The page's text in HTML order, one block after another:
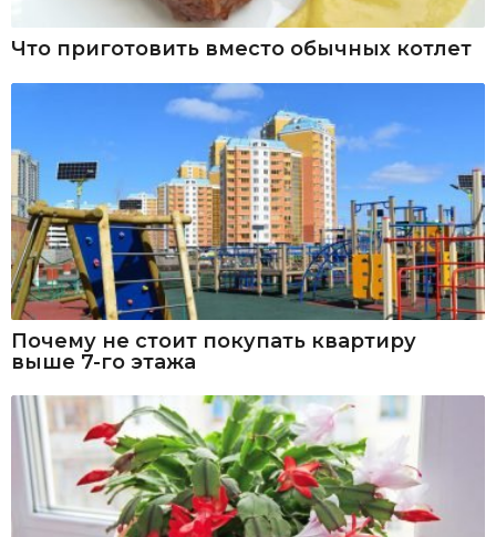
Что приготовить вместо обычных котлет
Почему не стоит покупать квартиру
выше 7-го этажа